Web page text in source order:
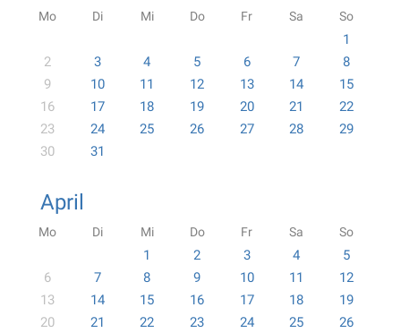
Mo Di Mi Do Fr Sa So
1
2
3 4 5 6 7
8
9
10 11 12 13 14
15
16
17 18 19 20 21
22
23
24 25 26 27 28
29
30
31
April
Mo Di Mi Do Fr Sa So
1 2 3 4
5
6
7 8 9 10 11
12
13
14 15 16 17 18
19
20
21 22 23 24 25
26